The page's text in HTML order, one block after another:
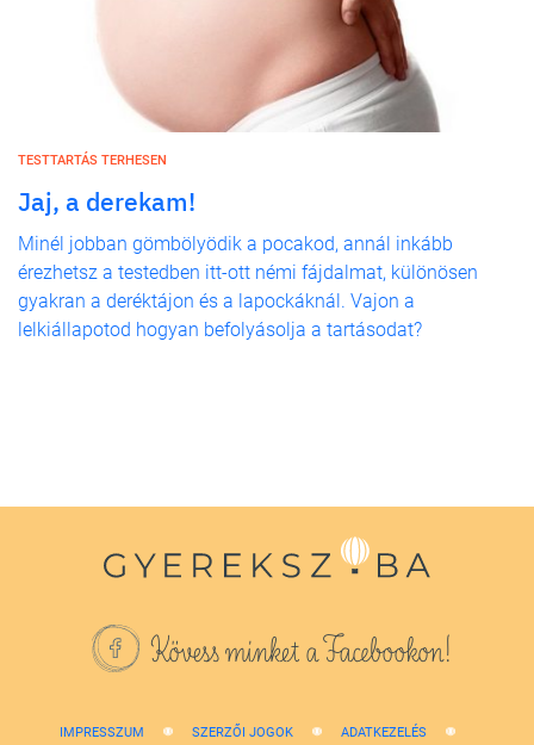
TESTTARTÁS TERHESEN
Jaj, a derekam!
Minél jobban gömbölyödik a pocakod, annál inkább
érezhetsz a testedben itt-ott némi fájdalmat, különösen
gyakran a deréktájon és a lapockáknál. Vajon a
lelkiállapotod hogyan befolyásolja a tartásodat?
Kövess minket a Facebookon!
IMPRESSZUM SZERZŐI JOGOK ADATKEZELÉS